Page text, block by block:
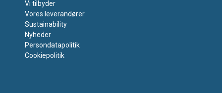
Vi tilbyder
Vores leverandører
Sustainability
Nyheder
Persondatapolitik
Cookiepolitik